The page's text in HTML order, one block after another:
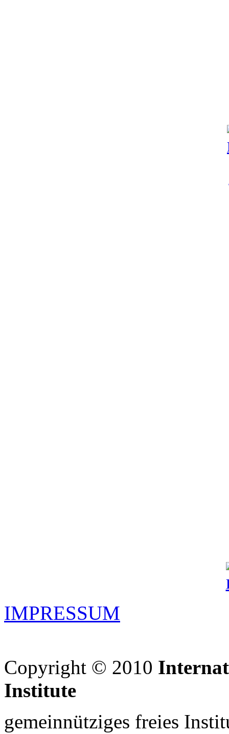
IMPRESSUM
Copyright © 2010
Institute
gemeinnütziges freies